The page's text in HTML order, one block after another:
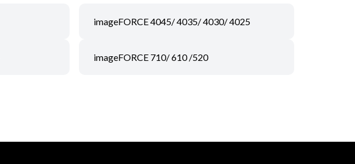
imageFORCE 4045/ 4035/ 4030/ 4025
imageFORCE 710/ 610 /520